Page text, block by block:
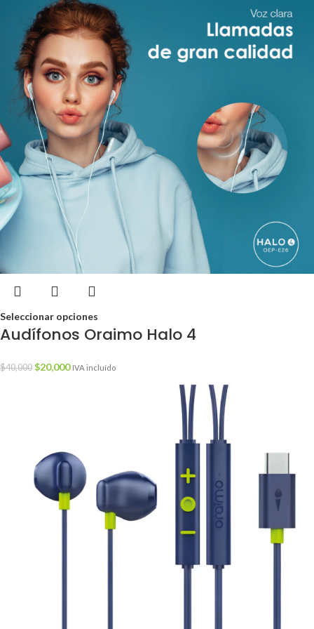
Seleccionar opciones
Audífonos Oraimo Halo 4
$40,000 $20,000 IVA incluído